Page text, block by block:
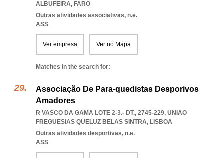
ALBUFEIRA, FARO
Outras atividades associativas, n.e.
ASS
Ver empresa Ver no Mapa
Matches in the search for:
Associação De Para-quedistas Desporivos
Amadores
R VASCO DA GAMA LOTE 2-3.- DT., 2745-229, UNIAO
FREGUESIAS QUELUZ BELAS SINTRA, LISBOA
Outras atividades desportivas, n.e.
ASS